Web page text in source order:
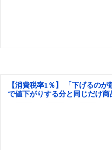
【消費税率1％】 「下げるの
で値下がりする分と同じだけ
えない店も